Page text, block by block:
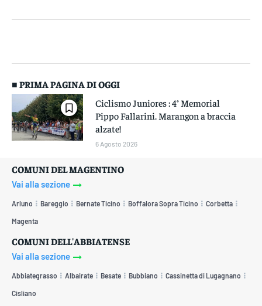
■ PRIMA PAGINA DI OGGI
Ciclismo Juniores : 4° Memorial
Pippo Fallarini. Marangon a braccia
alzate!
6 Agosto 2026
COMUNI DEL MAGENTINO
Vai alla sezione
Arluno Bareggio Bernate Ticino Boffalora Sopra Ticino Corbetta
Magenta
COMUNI DELL'ABBIATENSE
Vai alla sezione
Abbiategrasso Albairate Besate Bubbiano Cassinetta di Lugagnano
Cisliano